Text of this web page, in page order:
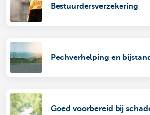
Bestuurdersverzekering
Pechverhelping en bijstand
Goed voorbereid bij